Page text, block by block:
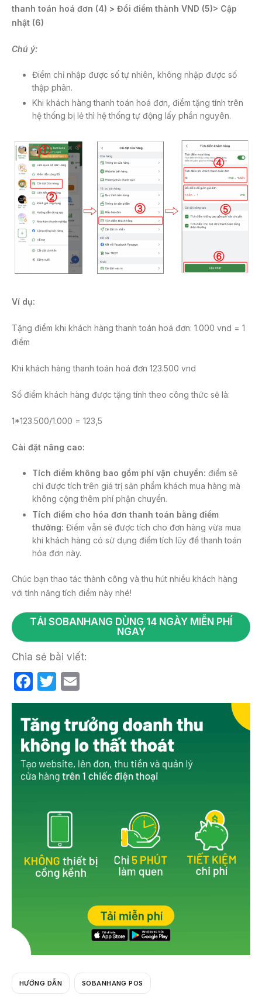
thanh toán hoá đơn (4) > Đổi điểm thành VND (5)> Cập
nhật (6)
Chú ý:
Điểm chỉ nhập được số tự nhiên, không nhập được số
thập phân.
Khi khách hàng thanh toán hoá đơn, điểm tặng tính trên
hệ thống bị lẻ thì hệ thống tự động lấy phần nguyên.
Ví dụ:
Tặng điểm khi khách hàng thanh toán hoá đơn: 1.000 vnd = 1
điểm
Khi khách hàng thanh toán hoá đơn 123.500 vnd
Số điểm khách hàng được tặng tính theo công thức sẽ là:
1*123.500/1.000 = 123,5
Cài đặt nâng cao:
Tích điểm không bao gồm phí vận chuyển: điểm sẽ
chỉ được tích trên giá trị sản phẩm khách mua hàng mà
không cộng thêm phí phận chuyển.
Tích điểm cho hóa đơn thanh toán bằng điểm
thưởng: Điểm vẫn sẽ được tích cho đơn hàng vừa mua
khi khách hàng có sử dụng điểm tích lũy để thanh toán
hóa đơn này.
Chúc bạn thao tác thành công và thu hút nhiều khách hàng
với tính năng tích điểm này nhé!
TẢI SOBANHANG DÙNG 14 NGÀY MIỄN PHÍ
NGAY
Chia sẻ bài viết:
F
a
c
e
b
o
T
w
itt
er
m
ail
HƯỚNG DẪN SOBANHANG POS